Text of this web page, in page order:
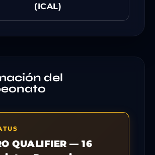
(ICAL)
del
QUALIFIER — 16